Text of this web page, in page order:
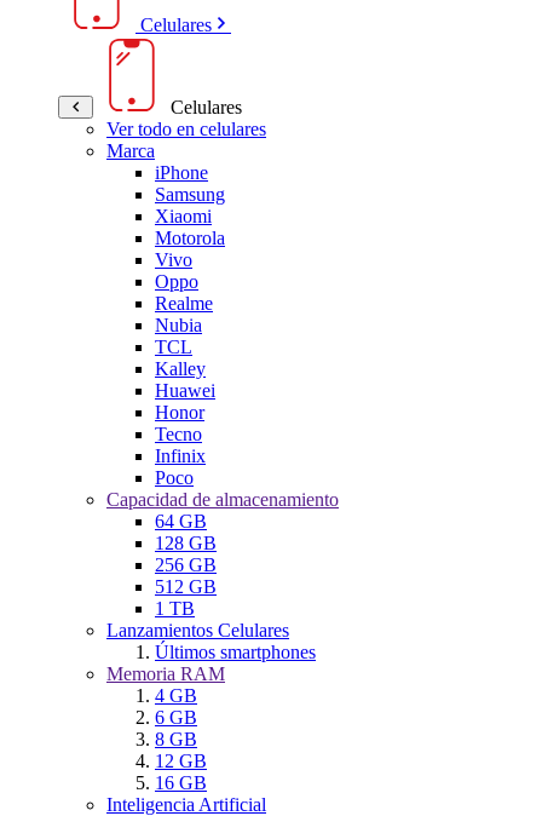
Celulares
Celulares
Ver todo en celulares
Marca
iPhone
Samsung
Xiaomi
Motorola
Vivo
Oppo
Realme
Nubia
TCL
Kalley
Huawei
Honor
Tecno
Infinix
Poco
Capacidad de almacenamiento
64 GB
128 GB
256 GB
512 GB
1 TB
Lanzamientos Celulares
Últimos smartphones
Memoria RAM
4 GB
6 GB
8 GB
12 GB
16 GB
Inteligencia Artificial